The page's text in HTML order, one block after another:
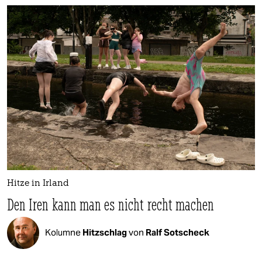
Hitze in Irland
Den Iren kann man es nicht recht machen
Kolumne Hitzschlagvon Ralf Sotscheck